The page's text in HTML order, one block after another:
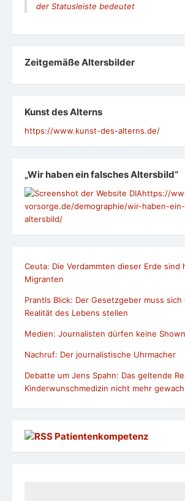
der Statusleiste bedeutet
Zeit­ge­mäße Alters­bil­der
Kunst des Alterns
https://www.kunst-des-alterns.de/
„Wir haben ein falsches Altersbild“
https://
vorsorge.de/demographie/wir-haben-
altersbild/
Ceuta: Die Verdammten dieser Erde sind
Migranten
Prantls Blick: Der Gesetzgeber muss
Realität des Lebens stellen
Medien: Journalisten dürfen keine
Nachruf: Der journalistische Uhrmacher
Debatte um Jens Spahn: Das geltende
Kinderwunschmedizin nicht mehr
Patientenkompetenz